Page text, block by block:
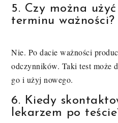
5. Czy można
terminu ważności?
Nie. Po dacie ważności
odczynników. Taki test może
go i użyj nowego.
6. Kiedy
lekarzem po